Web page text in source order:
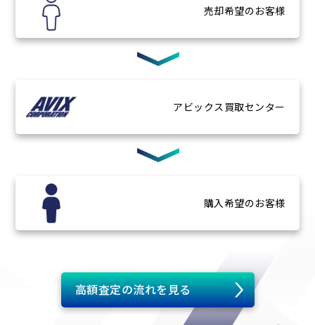
売却希望のお客様
アビックス 買取センター
購入希望のお客様
高額査定の流れを見る